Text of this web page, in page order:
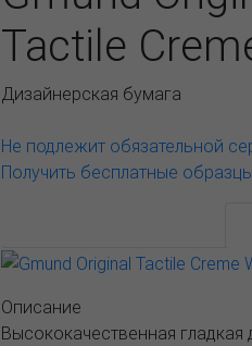
Tactile
Дизайнерская бумага
Не подлежит обязательной
Получить бесплатные
Описание
Высококачественная